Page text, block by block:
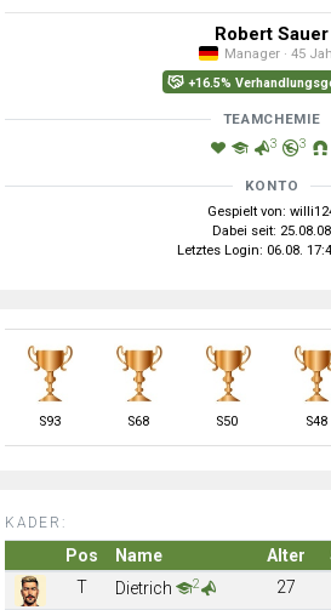
Robert Sauer
Manager · 45
+16.5%
TEAMCHEMIE
3 3
KONTO
Gespielt von:
Dabei seit: 25.08.08
Letztes Login: 06.08.
S93 S68 S50 S48
KADER:
Pos Name Alter
T
Dietrich 2 27